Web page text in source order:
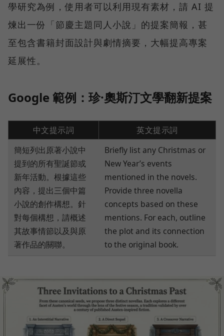
學研究為例，使用者可以利用現有素材，請 AI 提
煉出一份「節慶主題同人小說」的提案簡報，甚
至包含書籍封面設計與劇情摘要，大幅提高專案
延展性。
Google 範例： 珍·奧斯汀文學翻新提案
中文提示詞
英文提示詞
簡短列出原著小說中
提到的所有聖誕節或
新年活動。根據這些
內容，提出三個中篇
小說的創作構想。針
對每個構想，請概述
其故事情節以及與原
著作品的關聯。
Briefly list any Christmas or
New Year’s events
mentioned in the novels.
Provide three novella
concepts based on these
mentions. For each, outline
the plot and its connection
to the original book.